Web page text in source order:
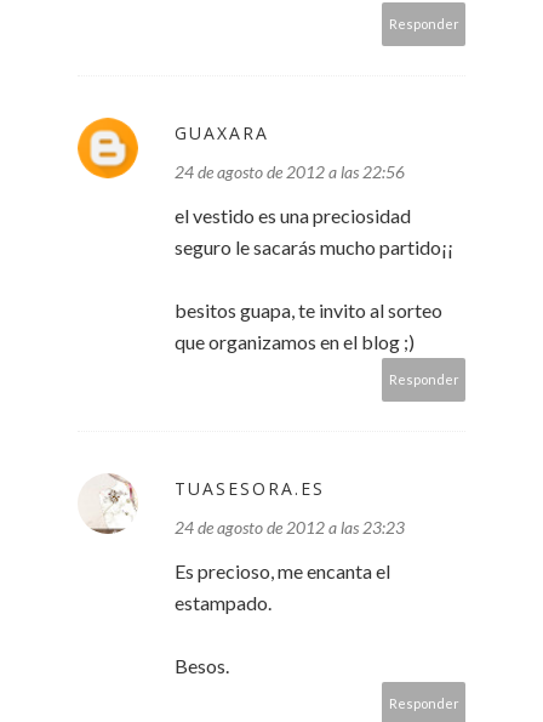
Responder
GUAXARA
24 de agosto de 2012 a las 22:56
el vestido es una preciosidad
seguro le sacarás mucho partido¡¡
besitos guapa, te invito al sorteo
que organizamos en el blog ;)
Responder
TUASESORA.ES
24 de agosto de 2012 a las 23:23
Es precioso, me encanta el
estampado.
Besos.
Responder